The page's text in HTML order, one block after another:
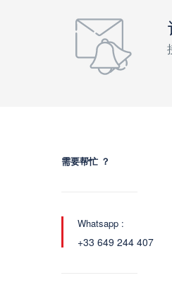
需要帮忙 ？
Whatsapp :
+33 649 244 407